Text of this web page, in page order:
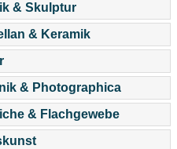
& Skulptur
& Keramik
& Photographica
& Flachgewebe